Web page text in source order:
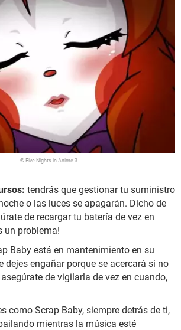
© Five Nights in Anime 3
tendrás que gestionar tu suministro
o las luces se apagarán. Dicho de
de recargar tu batería de vez en
un problema!
Baby está en mantenimiento en su
dejes engañar porque se acercará si no
de vigilarla de vez en cuando,
como Scrap Baby, siempre detrás de ti,
mientras la música esté